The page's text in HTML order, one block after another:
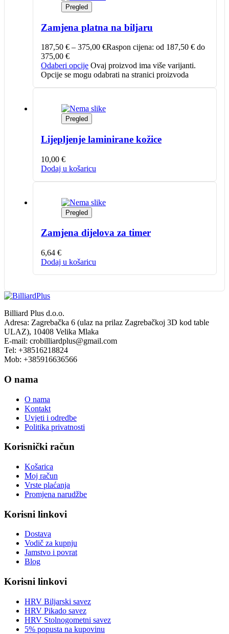
Pregled
Zamjena platna na biljaru
187,50 € – 375,00 €Raspon cijena: od 187,50 € do
375,00 €
Odaberi opcije Ovaj proizvod ima više varijanti.
Opcije se mogu odabrati na stranici proizvoda
Pregled
Lijepljenje laminirane kožice
10,00 €
Dodaj u košaricu
Pregled
Zamjena dijelova za timer
6,64 €
Dodaj u košaricu
Billiard Plus d.o.o.
Adresa: Zagrebačka 6 (ulaz na prilaz Zagrebačkoj 3D kod table
ULAZ), 10408 Velika Mlaka
E-mail: crobilliardplus@gmail.com
Tel: +38516218824
Mob: +385916636566
O nama
O nama
Kontakt
Uvjeti i odredbe
Politika privatnosti
Korisnički račun
Košarica
Moj račun
Vrste plaćanja
Promjena narudžbe
Korisni linkovi
Dostava
Vodič za kupnju
Jamstvo i povrat
Blog
Korisni linkovi
HRV Biljarski savez
HRV Pikado savez
HRV Stolnogometni savez
5% popusta na kupovinu